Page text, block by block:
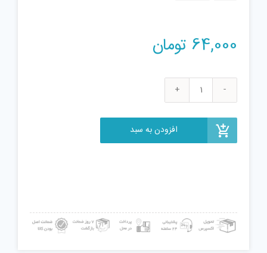
64,000 تومان
اسپینر
افزودن به سبد